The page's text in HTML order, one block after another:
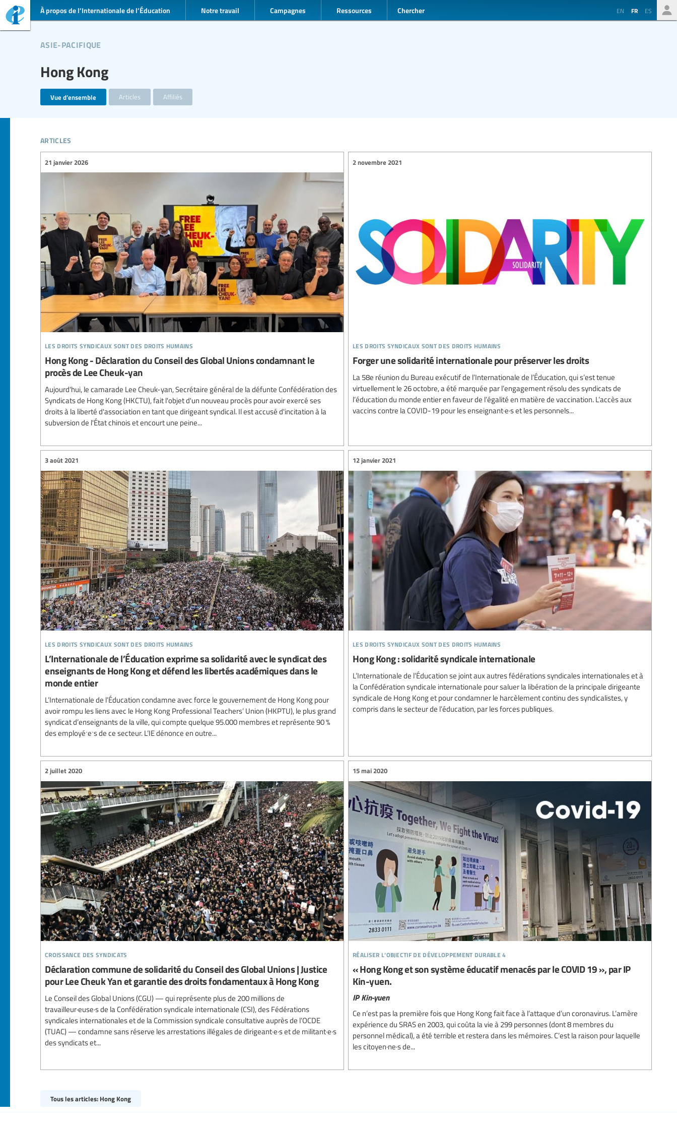
À propos de l’Internationale de l’Éducation Notre travail Campagnes Ressources Chercher EN FR ES
Hong Kong
asie-pacifique
Vue d’ensemble Articles Affiliés
articles
les droits syndicaux sont des droits humains
21 janvier 2026
Hong Kong - Déclaration du Conseil des Global Unions condamnant le
procès de Lee Cheuk-yan
Aujourd'hui, le camarade Lee Cheuk-yan, Secrétaire général de la défunte Confédération des
Syndicats de Hong Kong (HKCTU), fait l'objet d'un nouveau procès pour avoir exercé ses
droits à la liberté d'association en tant que dirigeant syndical. Il est accusé d'incitation à la
subversion de l'État chinois et encourt une peine...
les droits syndicaux sont des droits humains
2 novembre 2021
Forger une solidarité internationale pour préserver les droits
La 58e réunion du Bureau exécutif de l’Internationale de l’Éducation, qui s’est tenue
virtuellement le 26 octobre, a été marquée par l’engagement résolu des syndicats de
l’éducation du monde entier en faveur de l’égalité en matière de vaccination. L’accès aux
vaccins contre la COVID-19 pour les enseignant·e·s et les personnels...
les droits syndicaux sont des droits humains
3 août 2021
L’Internationale de l’Éducation exprime sa solidarité avec le syndicat des
enseignants de Hong Kong et défend les libertés académiques dans le
monde entier
L’Internationale de l’Éducation condamne avec force le gouvernement de Hong Kong pour
avoir rompu les liens avec le Hong Kong Professional Teachers’ Union (HKPTU), le plus grand
syndicat d’enseignants de la ville, qui compte quelque 95.000 membres et représente 90 %
des employéˑeˑs de ce secteur. L’IE dénonce en outre...
les droits syndicaux sont des droits humains
12 janvier 2021
Hong Kong : solidarité syndicale internationale
L’Internationale de l’Éducation se joint aux autres fédérations syndicales internationales et à
la Confédération syndicale internationale pour saluer la libération de la principale dirigeante
syndicale de Hong Kong et pour condamner le harcèlement continu des syndicalistes, y
compris dans le secteur de l’éducation, par les forces publiques.
croissance des syndicats
2 juillet 2020
Déclaration commune de solidarité du Conseil des Global Unions | Justice
pour Lee Cheuk Yan et garantie des droits fondamentaux à Hong Kong
Le Conseil des Global Unions (CGU) — qui représente plus de 200 millions de
travailleur·euse·s de la Confédération syndicale internationale (CSI), des Fédérations
syndicales internationales et de la Commission syndicale consultative auprès de l’OCDE
(TUAC) — condamne sans réserve les arrestations illégales de dirigeant·e·s et de militant·e·s
des syndicats et...
réaliser l’objectif de développement durable 4
15 mai 2020
« Hong Kong et son système éducatif menacés par le COVID 19 », par IP
Kin-yuen.
IP Kin-yuen
Ce n’est pas la première fois que Hong Kong fait face à l’attaque d’un coronavirus. L’amère
expérience du SRAS en 2003, qui coûta la vie à 299 personnes (dont 8 membres du
personnel médical), a été terrible et restera dans les mémoires. C’est la raison pour laquelle
les citoyen·ne·s de...
Tous les articles: Hong Kong